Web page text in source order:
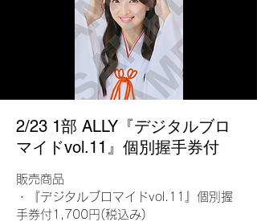
2/23 1部 ALLY『デジタルブロ
マイドvol.11』個別握手券付
販売商品
・『デジタルブロマイドvol.11』個別握
手券付1,700円(税込み)